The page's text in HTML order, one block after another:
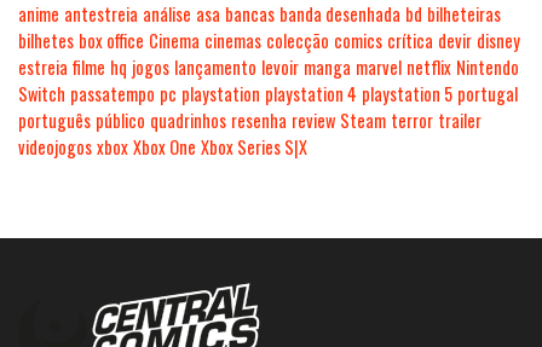
anime antestreia análise asa bancas banda desenhada bd bilheteiras
bilhetes box office Cinema cinemas colecção comics crítica devir disney
estreia filme hq jogos lançamento levoir manga marvel netflix Nintendo
Switch passatempo pc playstation playstation 4 playstation 5 portugal
português público quadrinhos resenha review Steam terror trailer
videojogosxboxXbox One Xbox Series S|X